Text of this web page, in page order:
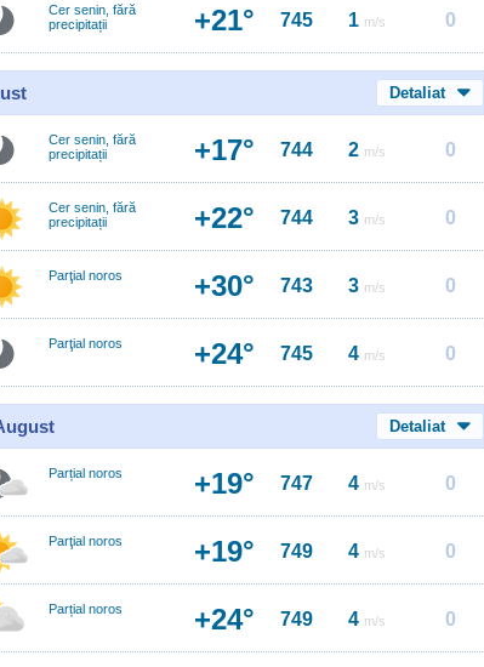
Cer senin, fără
precipitații
+21° 745 1 m/s 0
Detaliat
Cer senin, fără
precipitații
+17° 744 2 m/s 0
Cer senin, fără
precipitații
+22° 744 3 m/s 0
Parţial noros +30° 743 3 m/s 0
Parţial noros +24° 745 4 m/s 0
Detaliat
Parțial noros +19° 747 4 m/s 0
Parţial noros +19° 749 4 m/s 0
Parțial noros +24° 749 4 m/s 0